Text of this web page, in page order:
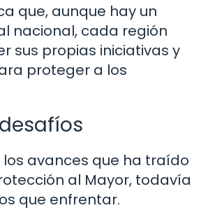
que, aunque hay un
nacional, cada región
sus propias iniciativas y
proteger a los
los avances que ha traído
al Mayor, todavía
que enfrentar.